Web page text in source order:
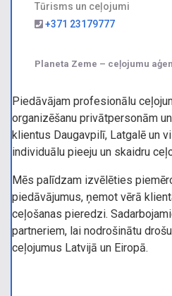
Tūrisms un ceļojumi
+371 23179777
Planeta Zeme – ceļojumu
Piedāvājam profesionālu
organizēšanu privātpersonām
klientus Daugavpilī, Latgalē un
individuālu pieeju un skaidru
Mēs palīdzam izvēlēties
piedāvājumus, ņemot vērā
ceļošanas pieredzi.
partneriem, lai nodrošinātu
ceļojumus Latvijā un Eiropā.